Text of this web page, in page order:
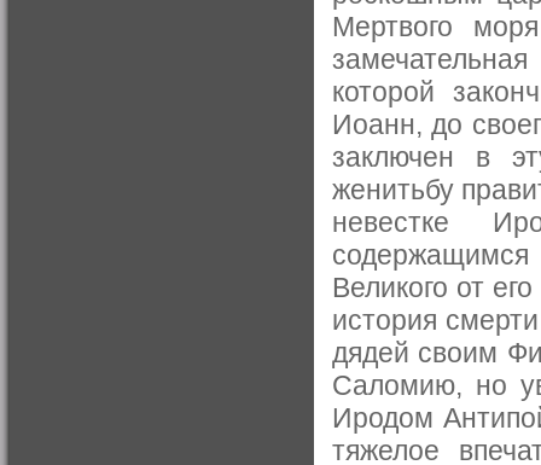
Мертвого
которой
Иоанн, до
заключен в
женитьбу
невестке
Великого от
история
дядей своим
Саломию, но
Иродом
тяжелое